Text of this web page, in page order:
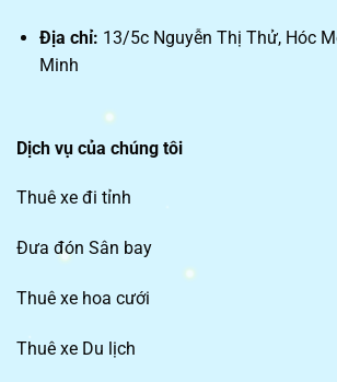
Địa chỉ: 13/5c Nguyễn Thị Thử, Hóc
Minh
Dịch vụ của chúng tôi
Thuê xe đi tỉnh
Đưa đón Sân bay
Thuê xe hoa cưới
Thuê xe Du lịch